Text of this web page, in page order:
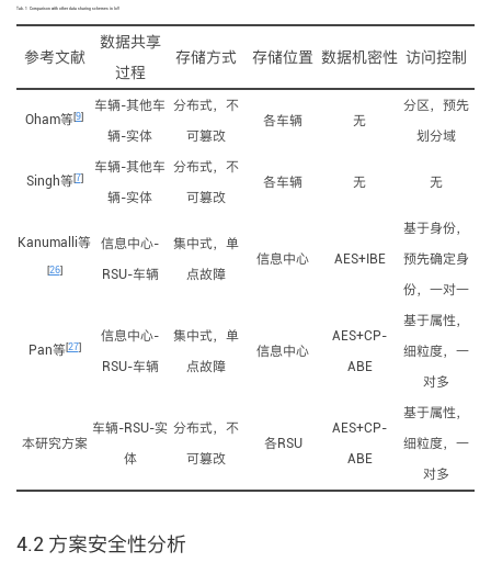
Tab. 1 Comparison with other data sharing schemes in IoV
参考文献
数据共享
过程
存储方式 存储位置 数据机密性 访问控制
Oham等[9]
车辆-其他车
辆-实体
分布式，不
可篡改
各车辆 无
分区，预先
划分域
Singh等[7]
车辆-其他车
辆-实体
分布式，不
可篡改
各车辆 无 无
Kanumalli等
[26]
信息中心-
RSU-车辆
集中式，单
点故障
信息中心 AES+IBE
基于身份，
预先确定身
份，一对一
Pan等[27]
信息中心-
RSU-车辆
集中式，单
点故障
信息中心
AES+CP-
ABE
基于属性，
细粒度，一
对多
本研究方案
车辆-RSU-实
体
分布式，不
可篡改
各RSU
AES+CP-
ABE
基于属性，
细粒度，一
对多
4.2 方案安全性分析